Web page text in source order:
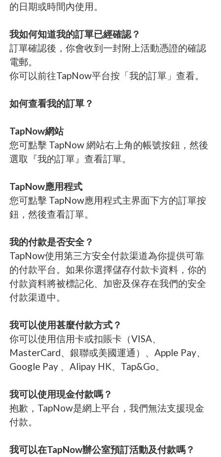
的日期或時間內使用。
我如何知道我的訂單已經確認？
訂單確認後，你會收到一封附上活動憑證的確認
電郵。
你可以前往TapNow平台按「我的訂單」查看。
如何查看我的訂單？
TapNow網站
您可點擊 TapNow 網站右上角的帳號按鈕，然後
選取『我的訂單』查看訂單。
TapNow應用程式
您可點擊 TapNow應用程式主界面下方的訂單按
鈕，然後查看訂單。
我的付款是否安全？
TapNow使用第三方安全付款渠道為你提供可靠
的付款平台。如果你選擇儲存付款卡資料，你的
付款資料將被標記化、加密及保存在我們的安全
付款渠道中。
我可以使用甚麼付款方式？
你可以使用信用卡或扣賬卡（VISA、
MasterCard、銀聯或美國運通）、Apple Pay、
Google Pay 、Alipay HK、Tap&Go。
我可以使用現金付款嗎？
抱歉，TapNow是網上平台，我們無法支援現金
付款。
我可以在TapNow辦公室預訂活動及付款嗎？